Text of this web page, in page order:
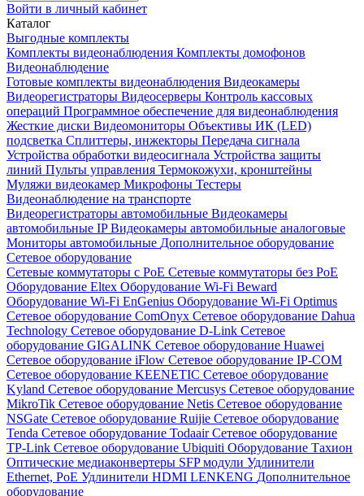
Войти в личный кабинет
Каталог
Выгодные комплекты
Комплекты видеонаблюдения Комплекты домофонов
Видеонаблюдение
Готовые комплекты видеонаблюдения Видеокамеры
Видеорегистраторы Видеосерверы Контроль кассовых
операций Программное обеспечение для видеонаблюдения
Жесткие диски Видеомониторы Объективы ИК (LED)
подсветка Сплиттеры, инжекторы Передача сигнала
Устройства обработки видеосигнала Устройства защиты
линий Пульты управления Термокожухи, кронштейны
Муляжи видеокамер Микрофоны Тестеры
Видеонаблюдение на транспорте
Видеорегистраторы автомобильные Видеокамеры
автомобильные IPВидеокамеры автомобильные аналоговые
Мониторы автомобильные Дополнительное оборудование
Сетевое оборудование
Сетевые коммутаторы с РоЕ Сетевые коммутаторы без РоЕ
Оборудование Eltex Оборудование Wi-Fi Beward
Оборудование Wi-Fi EnGenius Оборудование Wi-Fi Optimus
Сетевое оборудование ComOnyx Сетевое оборудование Dahua
Technology Сетевое оборудование D-Link Сетевое
оборудование GIGALINK Сетевое оборудование Huawei
Сетевое оборудование iFlow Сетевое оборудование IP-COM
Сетевое оборудование KEENETIC Сетевое оборудование
Kyland Сетевое оборудование Mercusys Сетевое оборудование
MikroTik Сетевое оборудование Netis Сетевое оборудование
NSGate Сетевое оборудование Ruijie Сетевое оборудование
Tenda Сетевое оборудование TodaairСетевое оборудование
TP-Link Сетевое оборудование Ubiquiti Оборудование Тахион
Оптические медиаконвертеры SFP модули Удлинители
Ethernet, PoE Удлинители HDMI LENKENG Дополнительное
оборудование